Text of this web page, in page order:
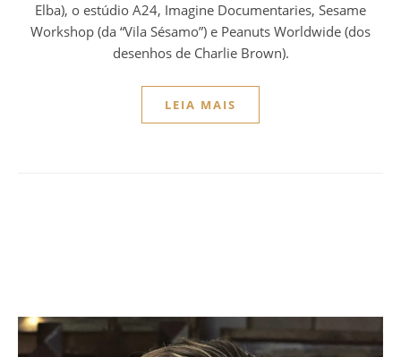
Elba), o estúdio A24, Imagine Documentaries, Sesame
Workshop (da “Vila Sésamo”) e Peanuts Worldwide (dos
desenhos de Charlie Brown).
LEIA MAIS